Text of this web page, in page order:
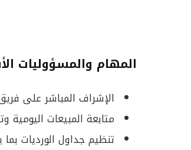
المهام والمسؤوليات
الإشراف المباشر على
متابعة المبيعات اليومية
تنظيم جداول الورديات